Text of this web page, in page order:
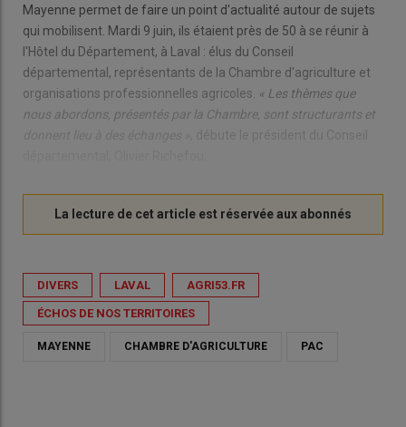
Mayenne permet de faire un point d'actualité autour de sujets
qui mobilisent. Mardi 9 juin, ils étaient près de 50 à se réunir à
l'Hôtel du Département, à Laval : élus du Conseil
départemental, représentants de la Chambre d'agriculture et
organisations professionnelles agricoles. « Les thèmes que
nous abordons, présentés par la Chambre, sont structurants et
DIVERS LAVAL AGRI53.FR
ÉCHOS DE NOS TERRITOIRES
MAYENNE CHAMBRE D'AGRICULTURE PAC